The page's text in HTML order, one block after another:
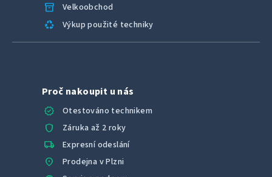
inventory_2 Velkoobchod
recycling Výkup použité techniky
Proč nakoupit u nás
verified
Otestováno technikem
shield Záruka až 2 roky
local_shipping Expresní odeslání
location_on Prodejna v Plzni